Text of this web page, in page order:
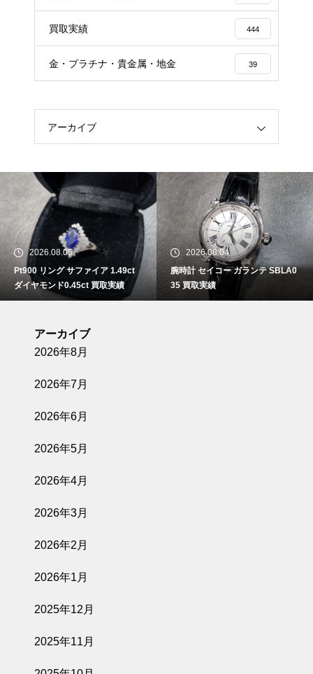
買取実績 444
金・プラチナ・貴金属・地金 39
アーカイブ
2026.08.05
Pt900 リング サファイア 1.49ct
ダイヤモンド0.45ct 買取実績
2026.08.04
腕時計 セイコー ガランテ SBLA0
35 買取実績
アーカイブ
2026年8月
2026年7月
2026年6月
2026年5月
2026年4月
2026年3月
2026年2月
2026年1月
2025年12月
2025年11月